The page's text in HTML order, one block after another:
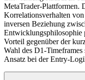
MetaTrader-Plattformen.
Korrelationsverhalten
inversen Beziehung
Entwicklungsphilosophie
Vorteil gegenüber der
Wahl des D1-Timeframes
Ansatz bei der Entry-